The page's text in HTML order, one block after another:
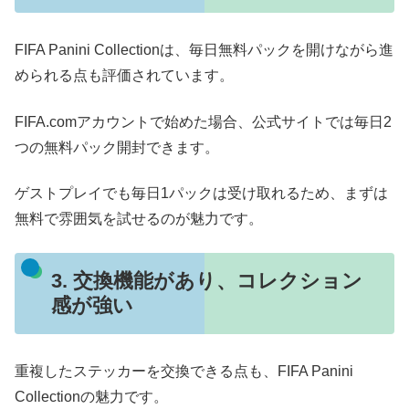
FIFA Panini Collectionは、毎日無料パックを開けながら進
められる点も評価されています。
FIFA.comアカウントで始めた場合、公式サイトでは毎日2
つの無料パック開封できます。
ゲストプレイでも毎日1パックは受け取れるため、まずは
無料で雰囲気を試せるのが魅力です。
3. 交換機能があり、コレクション
感が強い
重複したステッカーを交換できる点も、FIFA Panini
Collectionの魅力です。